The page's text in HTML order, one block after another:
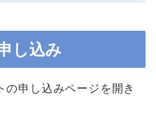
し込み
の申し込みページを開き